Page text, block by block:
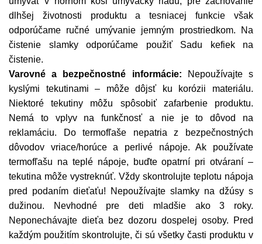
dlhšej životnosti produktu a tesniacej funkcie však
odporúčame ručné umývanie jemným prostriedkom. Na
čistenie slamky odporúčame použiť Sadu kefiek na
čistenie.
Varovné a bezpečnostné informácie:
Nepoužívajte s
kyslými tekutinami – môže dôjsť ku korózii materiálu.
Niektoré tekutiny môžu spôsobiť zafarbenie produktu.
Nemá to vplyv na funkčnosť a nie je to dôvod na
reklamáciu. Do termofľaše nepatria z bezpečnostných
dôvodov vriace/horúce a perlivé nápoje. Ak používate
termofľašu na teplé nápoje, buďte opatrní pri otváraní –
tekutina môže vystreknúť. Vždy skontrolujte teplotu nápoja
pred podaním dieťaťu! Nepoužívajte slamky na džúsy s
dužinou. Nevhodné pre deti mladšie ako 3 roky.
Neponechávajte dieťa bez dozoru dospelej osoby. Pred
každým použitím skontrolujte, či sú všetky časti produktu v